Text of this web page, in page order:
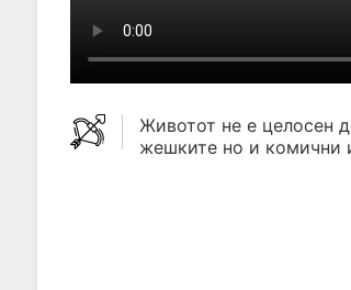
Животот не е целосен
жешките но и комични